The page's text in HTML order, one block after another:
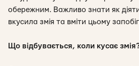
обережним. Важливо знати як
вкусила змія та вміти цьому
Що відбувається, коли кусає